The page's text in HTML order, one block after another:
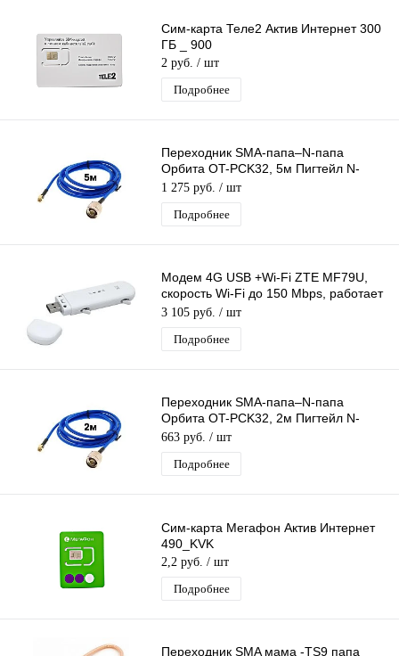
Сим-карта Теле2 Актив Интернет 300
ГБ _ 900
2 руб. / шт
Подробнее
Переходник SMA-папа–N-папа
Орбита OT-PCK32, 5м Пигтейл N-
male–SMA-male, Адаптер для
соединения 3G/4G
1 275 руб. / шт
Подробнее
Модем 4G USB +Wi-Fi ZTE MF79U,
скорость Wi-Fi до 150 Mbps, работает
с любыми операторами
3 105 руб. / шт
Подробнее
Переходник SMA-папа–N-папа
Орбита OT-PCK32, 2м Пигтейл N-
male–SMA-male, Адаптер для
соединения 3G/4G
663 руб. / шт
Подробнее
Сим-карта Мегафон Актив Интернет
490_KVK
2,2 руб. / шт
Подробнее
Переходник SMA мама -TS9 папа